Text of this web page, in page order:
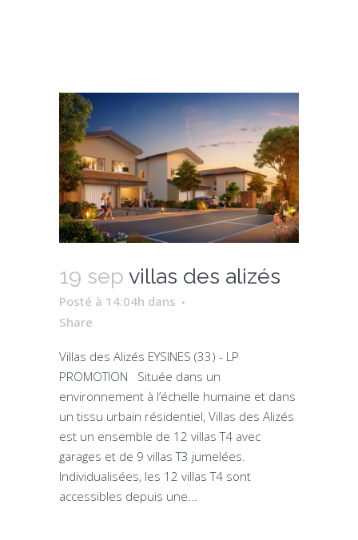
19 sep villas des alizés
Posté à 14:04h dans
Share
Villas des Alizés EYSINES (33) - LP
PROMOTION Située dans un
environnement à l’échelle humaine et dans
un tissu urbain résidentiel, Villas des Alizés
est un ensemble de 12 villas T4 avec
garages et de 9 villas T3 jumelées.
Individualisées, les 12 villas T4 sont
accessibles depuis une...